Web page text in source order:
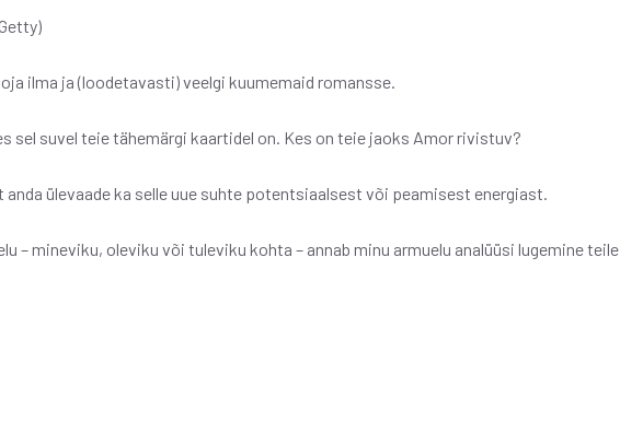
ilma ja (loodetavasti) veelgi kuumemaid romansse.
sel suvel teie tähemärgi kaartidel on. Kes on teie jaoks Amor rivistuv?
ülevaade ka selle uue suhte potentsiaalsest või peamisest energiast.
– mineviku, oleviku või tuleviku kohta – annab minu armuelu analüüsi lugemine teile